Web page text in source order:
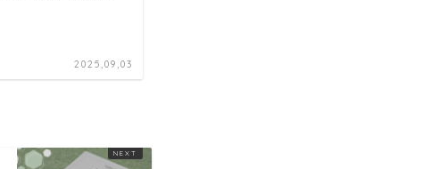
2025,09,03